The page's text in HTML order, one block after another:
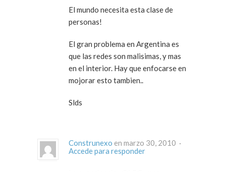
El mundo necesita esta clase de
personas!
El gran problema en Argentina es
que las redes son malisimas, y mas
en el interior. Hay que enfocarse en
mojorar esto tambien..
Slds
Construnexo
en marzo 30, 2010 ·
Accede para responder